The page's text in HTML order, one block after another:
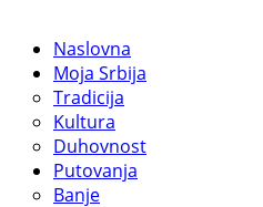
Naslovna
Moja Srbija
Tradicija
Kultura
Duhovnost
Putovanja
Banje